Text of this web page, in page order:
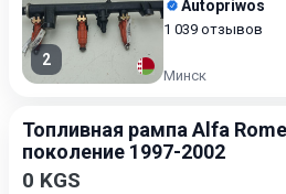
2
Autopriwos
1 039 отзывов
Минск
Топливная рампа Alfa
поколение 1997-2002
0 KGS